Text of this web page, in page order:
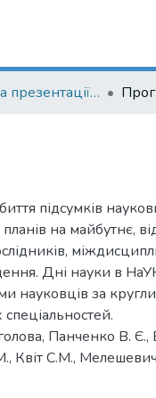
Програми та презентації Днів науки Національного університету "Києво-Могилянська академія"
підсумків
на майбутнє,
Дні науки в
науковців за
Панченко В.
Квіт С.М.,